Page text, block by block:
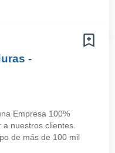
-
Empresa 100%
nuestros clientes.
de más de 100 mil